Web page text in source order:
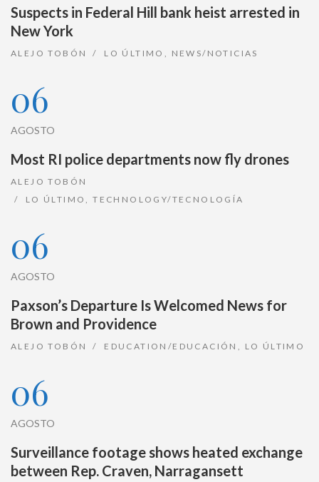
Suspects in Federal Hill bank heist arrested in
New York
ALEJO TOBÓN LO ÚLTIMO NEWS/NOTICIAS
06
AGOSTO
Most RI police departments now fly drones
ALEJO TOBÓN
LO ÚLTIMO
,TECHNOLOGY/TECNOLOGÍA
06
AGOSTO
Paxson’s Departure Is Welcomed News for
Brown and Providence
ALEJO TOBÓN EDUCATION/EDUCACIÓN LO ÚLTIMO
06
AGOSTO
Surveillance footage shows heated exchange
between Rep. Craven, Narragansett